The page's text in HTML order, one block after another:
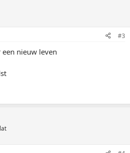
#3
nieuw leven